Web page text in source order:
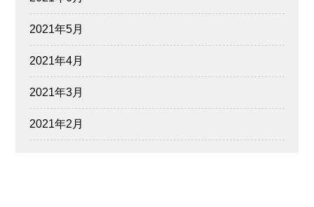
2021年5月
2021年4月
2021年3月
2021年2月